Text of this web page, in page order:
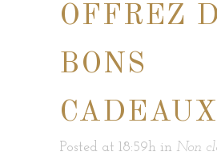
OFFREZ
BONS
CADEAUX
Posted at 18:59h in Non